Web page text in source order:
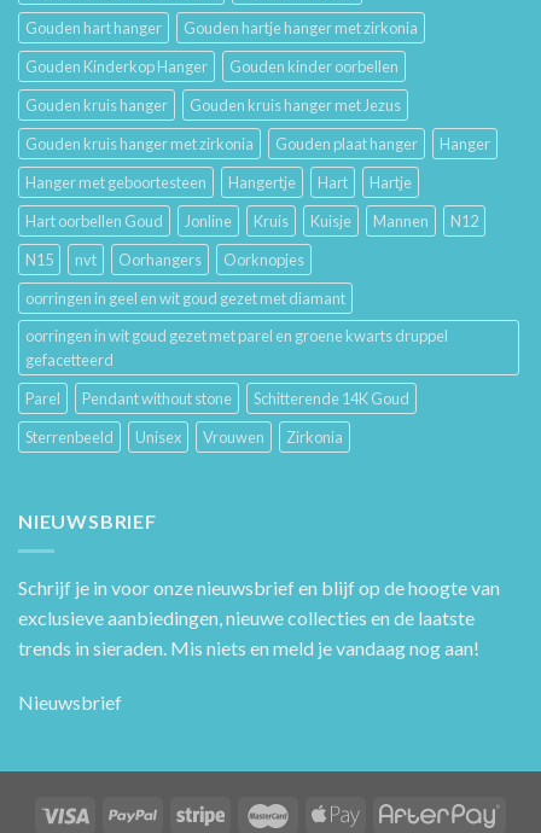
Gouden hart hanger
Gouden hartje hanger met zirkonia
Gouden Kinderkop Hanger
Gouden kinder oorbellen
Gouden kruis hanger
Gouden kruis hanger met Jezus
Gouden kruis hanger met zirkonia
Gouden plaat hanger
Hanger
Hanger met geboortesteen
Hangertje Hart
Hartje
Hart oorbellen Goud
Jonline Kruis Kuisje Mannen
N12
N15
nvt Oorhangers
Oorknopjes
oorringen in geel en wit goud gezet met diamant
oorringen in wit goud gezet met parel en groene kwarts druppel
gefacetteerd
Parel
Pendant without stone
Schitterende 14K Goud
Sterrenbeeld
Unisex Vrouwen Zirkonia
NIEUWSBRIEF
Schrijf je in voor onze nieuwsbrief en blijf op de hoogte van
exclusieve aanbiedingen, nieuwe collecties en de laatste
trends in sieraden. Mis niets en meld je vandaag nog aan!
Nieuwsbrief